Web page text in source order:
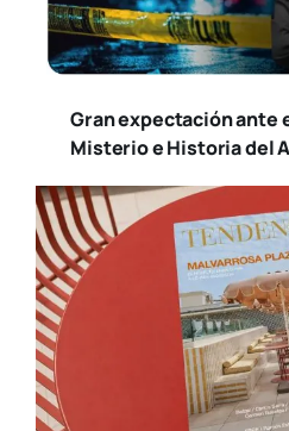
Gran expectación ante
Misterio e Historia del